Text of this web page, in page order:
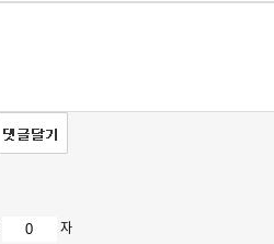
자